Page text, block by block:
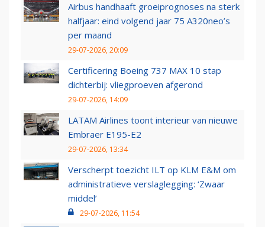
Airbus handhaaft groeiprognoses na sterk
halfjaar: eind volgend jaar 75 A320neo’s
per maand
29-07-2026, 20:09
Certificering Boeing 737 MAX 10 stap
dichterbij: vliegproeven afgerond
29-07-2026, 14:09
LATAM Airlines toont interieur van nieuwe
Embraer E195-E2
29-07-2026, 13:34
Verscherpt toezicht ILT op KLM E&M om
administratieve verslaglegging: ‘Zwaar
middel’
29-07-2026, 11:54